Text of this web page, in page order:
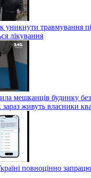
уникнути травмування
лікування
мешканців будинку без
зараз живуть власники
повноцінно